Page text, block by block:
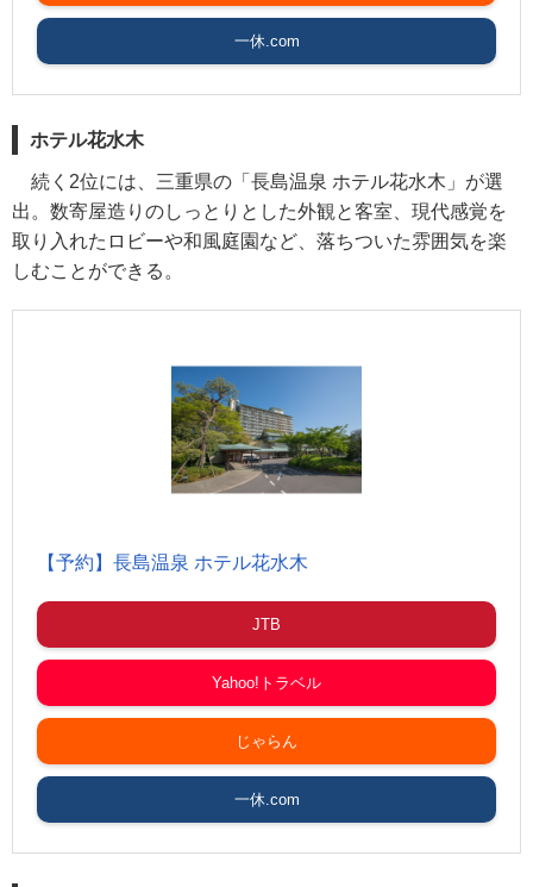
一休.com
ホテル花水木
続く2位には、三重県の「長島温泉 ホテル花水木」が選
出。数寄屋造りのしっとりとした外観と客室、現代感覚を
取り入れたロビーや和風庭園など、落ちついた雰囲気を楽
しむことができる。
【予約】長島温泉 ホテル花水木
JTB
Yahoo!トラベル
じゃらん
一休.com